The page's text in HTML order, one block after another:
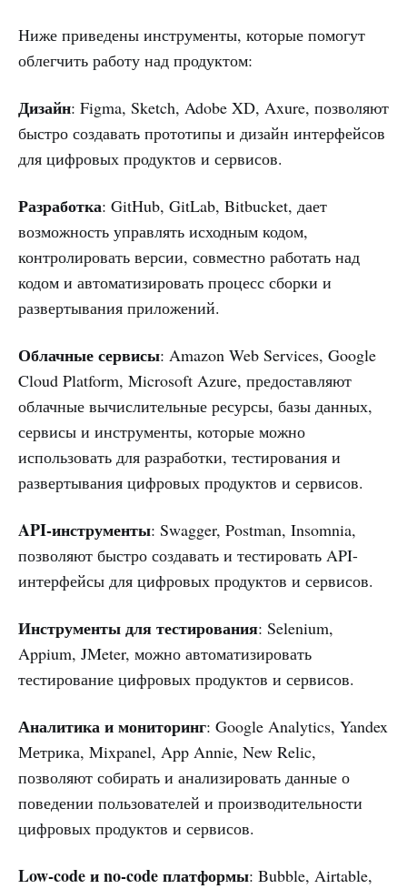
Ниже приведены инструменты, которые помогут
облегчить работу над продуктом:
Дизайн: Figma, Sketch, Adobe XD, Axure, позволяют
быстро создавать прототипы и дизайн интерфейсов
для цифровых продуктов и сервисов.
Разработка: GitHub, GitLab, Bitbucket, дает
возможность управлять исходным кодом,
контролировать версии, совместно работать над
кодом и автоматизировать процесс сборки и
развертывания приложений.
Облачные сервисы: Amazon Web Services, Google
Cloud Platform, Microsoft Azure, предоставляют
облачные вычислительные ресурсы, базы данных,
сервисы и инструменты, которые можно
использовать для разработки, тестирования и
развертывания цифровых продуктов и сервисов.
API-инструменты: Swagger, Postman, Insomnia,
позволяют быстро создавать и тестировать API-
интерфейсы для цифровых продуктов и сервисов.
Инструменты для тестирования: Selenium,
Appium, JMeter, можно автоматизировать
тестирование цифровых продуктов и сервисов.
Аналитика и мониторинг: Google Analytics, Yandex
Метрика, Mixpanel, App Annie, New Relic,
позволяют собирать и анализировать данные о
поведении пользователей и производительности
цифровых продуктов и сервисов.
Low-code и no-code платформы: Bubble, Airtable,